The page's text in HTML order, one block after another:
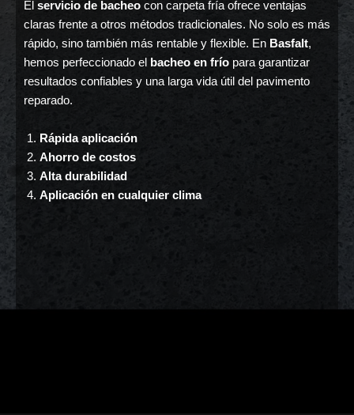
El servicio de bacheo con carpeta fría ofrece ventajas
claras frente a otros métodos tradicionales. No solo es más
rápido, sino también más rentable y flexible. En Basfalt,
hemos perfeccionado el
bacheo en frío para garantizar
resultados confiables y una larga vida útil del pavimento
reparado.
Rápida aplicación
Ahorro de costos
Alta durabilidad
Aplicación en cualquier clima